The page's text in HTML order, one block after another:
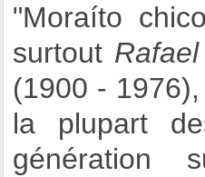
"Moraíto
surtout
(1900 -
la plupart
génération